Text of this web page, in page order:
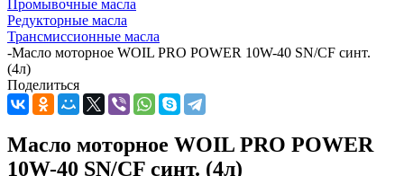
Промывочные масла
Редукторные масла
Трансмиссионные масла
-Масло моторное WOIL PRO POWER 10W-40 SN/CF синт.
(4л)
Поделиться
Масло моторное WOIL PRO POWER
10W-40 SN/CF синт. (4л)